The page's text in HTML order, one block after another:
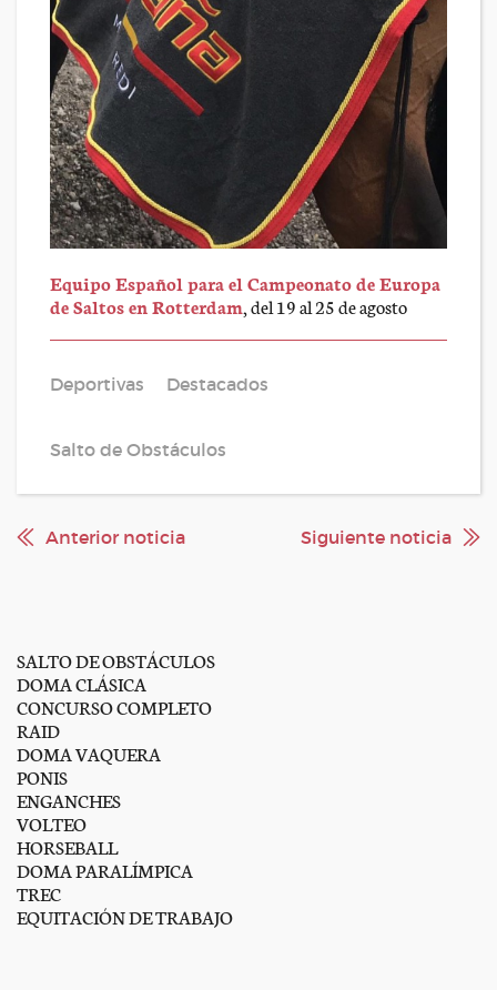
Equipo Español para el Campeonato de Europa
de Saltos en Rotterdam, del 19 al 25 de agosto
Deportivas Destacados
Salto de Obstáculos
Anterior noticia Siguiente noticia
SALTO DE OBSTÁCULOS
DOMA CLÁSICA
CONCURSO COMPLETO
RAID
DOMA VAQUERA
PONIS
ENGANCHES
VOLTEO
HORSEBALL
DOMA PARALÍMPICA
TREC
EQUITACIÓN DE TRABAJO